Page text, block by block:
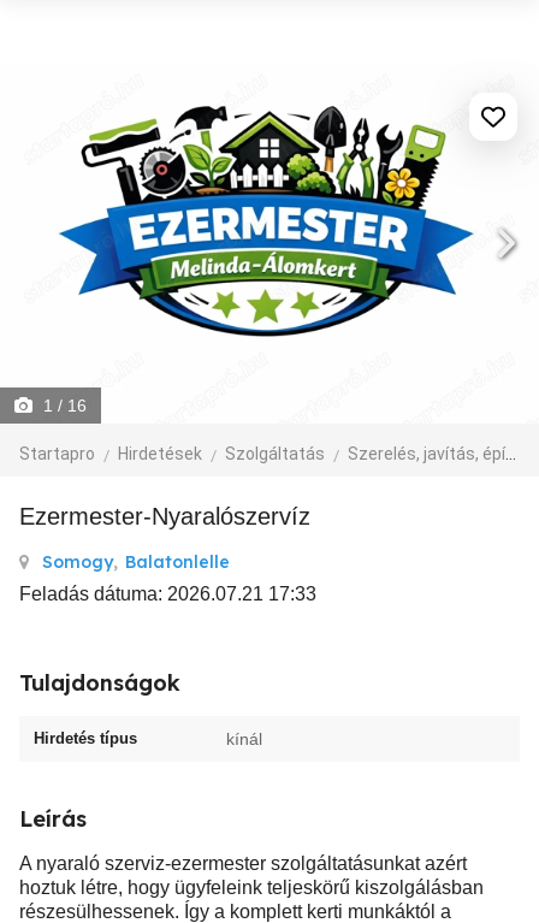
1 / 16
Startapro Hirdetések Szolgáltatás Szerelés, javítás, építkezés
Ezermester-Nyaralószervíz
Somogy, Balatonlelle
Feladás dátuma: 2026.07.21 17:33
Tulajdonságok
Hirdetés típus kínál
Leírás
A nyaraló szerviz-ezermester szolgáltatásunkat azért
hoztuk létre, hogy ügyfeleink teljeskörű kiszolgálásban
részesülhessenek. Így a komplett kerti munkáktól a